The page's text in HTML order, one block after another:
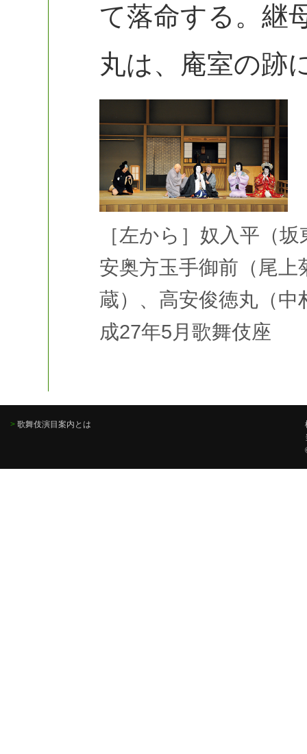
て落命する。継
丸は、庵室の跡
［左から］奴入平（
安奥方玉手御前（尾
蔵）、高安俊徳丸（
成27年5月歌舞伎座
> 歌舞伎演目案内とは